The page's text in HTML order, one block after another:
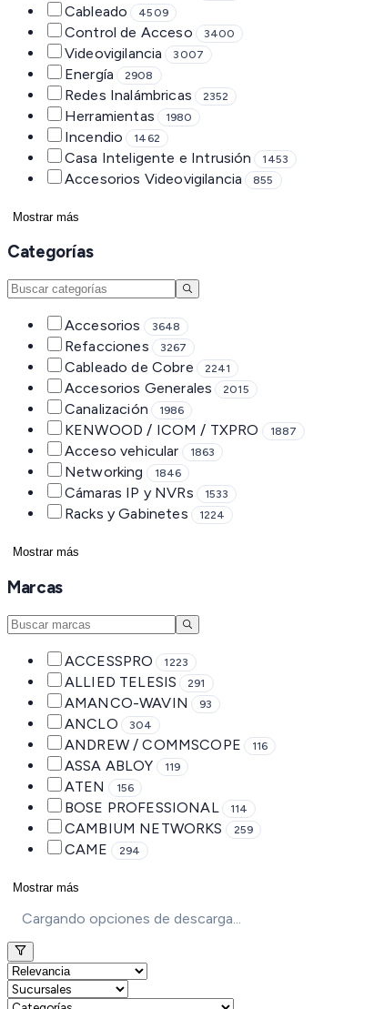
Cableado 4509
Control de Acceso 3400
Videovigilancia 3007
Energía 2908
Redes Inalámbricas 2352
Herramientas 1980
Incendio 1462
Casa Inteligente e Intrusión 1453
Accesorios Videovigilancia 855
Mostrar más
Categorías
Accesorios 3648
Refacciones 3267
Cableado de Cobre 2241
Accesorios Generales 2015
Canalización 1986
KENWOOD / ICOM / TXPRO 1887
Acceso vehicular 1863
Networking 1846
Cámaras IP y NVRs 1533
Racks y Gabinetes 1224
Mostrar más
Marcas
ACCESSPRO 1223
ALLIED TELESIS 291
AMANCO-WAVIN 93
ANCLO 304
ANDREW / COMMSCOPE 116
ASSA ABLOY 119
ATEN 156
BOSE PROFESSIONAL 114
CAMBIUM NETWORKS 259
CAME 294
Mostrar más
Cargando opciones de descarga...